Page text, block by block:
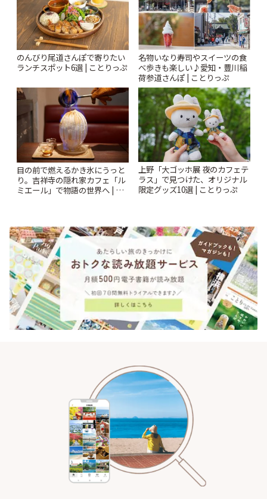
のんびり尾道さんぽで寄りたい
ランチスポット6選 | ことりっぷ
名物いなり寿司やスイーツの食
べ歩きも楽しい♪愛知・豊川稲
荷参道さんぽ | ことりっぷ
目の前で燃えるかき氷にうっと
り。吉祥寺の隠れ家カフェ「ル
ミエール」で物語の世界へ | こ
上野「大ゴッホ展 夜のカフェテ
ラス」で見つけた、オリジナル
限定グッズ10選 | ことりっぷ